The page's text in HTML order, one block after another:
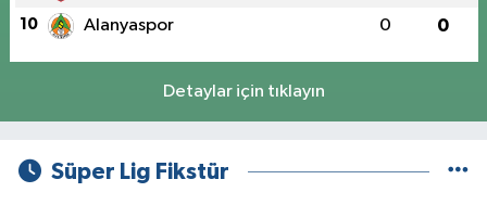
10 Alanyaspor 0 0
Detaylar için tıklayın
Süper Lig Fikstür